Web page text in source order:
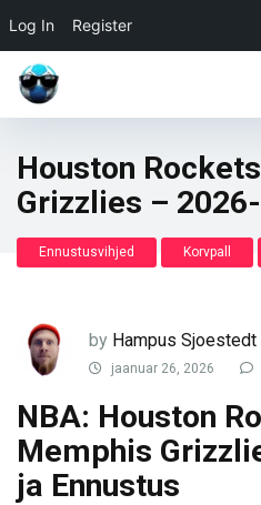
Log In Register
Houston
Grizzlies –
Ennustusvihjed Korvpall
by Hampus Sjoestedt
jaanuar 26, 2026
NBA: Houston
Memphis
ja Ennustus